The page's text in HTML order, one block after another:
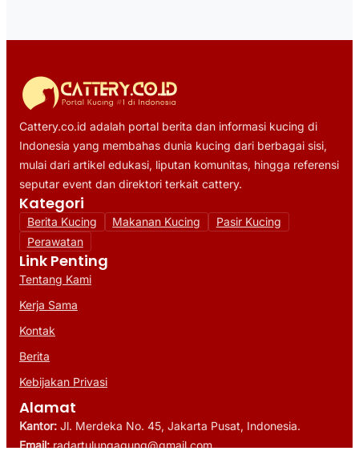
Cattery.co.id adalah portal berita dan informasi kucing di
Indonesia yang membahas dunia kucing dari berbagai sisi,
mulai dari artikel edukasi, liputan komunitas, hingga referensi
seputar event dan direktori terkait cattery.
Kategori
Berita Kucing Makanan Kucing
Pasir Kucing
Perawatan
Link Penting
Tentang Kami
Kerja Sama
Kontak
Berita
Kebijakan Privasi
Alamat
Kantor: Jl. Merdeka No. 45, Jakarta Pusat, Indonesia.
Email:radartulungagung@gmail.com